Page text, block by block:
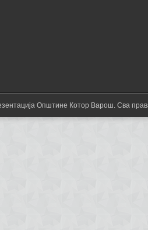
Општине Котор Варош. Сва